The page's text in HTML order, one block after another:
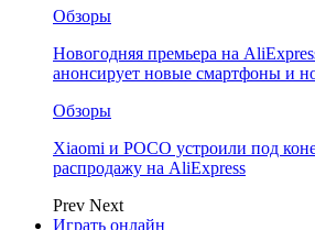
Обзоры
Новогодняя премьера на
анонсирует новые смартфоны и
Обзоры
Xiaomi и POCO устроили под
распродажу на AliExpress
Prev Next
Играть онлайн